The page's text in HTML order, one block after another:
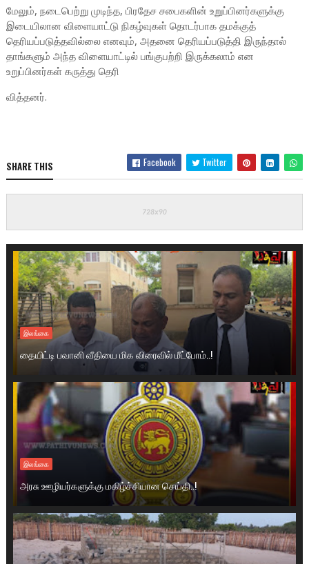
மேலும், நடைபெற்று முடிந்த, பிரதேச சபைகளின் உறுப்பினர்களுக்கு
இடையிலான விளையாட்டு நிகழ்வுகள் தொடர்பாக தமக்குத்
தெரியப்படுத்தவில்லை எனவும், அதனை தெரியப்படுத்தி இருந்தால்
தாங்களும் அந்த விளையாட்டில் பங்குபற்றி இருக்கலாம் என
உறுப்பினர்கள் கருத்து தெரி
வித்தனர்.
SHARE THIS Facebook Twitter
இலங்கை
தையிட்டி பவானி வீதியை மிக விரைவில் மீட்போம்..!
இலங்கை
அரசு ஊழியர்களுக்கு மகிழ்ச்சியான செய்தி..!